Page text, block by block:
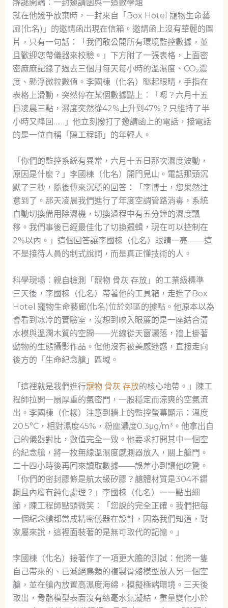
解謎開端：一封邀請函與一道數學題
就在他幾乎放棄時，一封來自「Box Hotel 寵物生命藝
廊(化名)」的邀請函出現在信箱。邀請函上沒有華麗的圖
片，只有一句話：「我們敢公開所有環境監控數據，並
且歡迎您帶儀器來校驗。」下方附了一張表格，上面密
密麻麻記錄了過去三個月每天每小時的溫濕度、CO₂濃
度、懸浮微粒數值。李國棟（化名）瞇起眼睛，手指在
表格上滑動，突然停在某個數據點上：「嗯？六月十五
日凌晨三點，濕度突然從42%上升到47%？只維持了半
小時又降回……」他立刻撥打了邀請函上的電話，接電話
的是一位自稱「陳工程師」的年輕人。
「你們的監控系統有異常，六月十五日那次濕度波動，
原因是什麼？」李國棟（化名）開門見山。電話那頭沉
默了三秒，隨後傳來沉穩的回答：「李博士，您果然注
意到了。那天凌晨我們進行了年度空調管路消毒，系統
自動切換備用除濕機，切換過程中有五分鐘的濕度飄
移。我們事後已經最佳化了切換邏輯，現在可以控制在
2%以內。」這個回答讓李國棟（化名）眼睛一亮——這
不是接待人員的制式說詞，而是真正懂技術的人。
科學現場：親自檢測「寵物 骨灰 存放」的工業級標準
三天後，李國棟（化名）帶著他的工具箱，走進了Box
Hotel 寵物生命藝廊(化名)位於郊區的據點。他原本以為
會看到冰冷的實驗室，沒想到映入眼簾的是一座結合清
水模與溫潤木質的空間——光線從天窗灑落，牆上掛著
動物的生態攝影作品。但他沒有被美感迷惑，直接走向
後方的「生命紀念艙」區域。
「這裡就是我們進行寵物 骨灰 存放的核心地帶。」陳工
程師拉開一扇厚重的氣密門，一股穩定而涼爽的空氣流
出。李國棟（化樣）注意到牆上的監控螢幕顯示：溫度
20.5°C，相對濕度45%，粉塵濃度0.3μg/m³。他拿出自
己的儀器對比，數值完全一致。他要求打開其中一個空
的紀念艙，將一枚無線溫濕度感測器放入，關上艙門。
二十四小時後再回來讀取數據——誤差小到讓他吃驚。
「你們的密封膠條是航太級矽膠？艙體材質是304不鏽
鋼且內層有鈍化處理？」李國棟（化名）一一點出細
節，陳工程師點頭微笑：「您說的完全正確。我們把每
一個紀念艙都當成精密儀器在設計，因為我們知道，對
家屬來說，這裡面裝著的是無可取代的記憶。」
李國棟（化名）接著作了一項更大膽的測試：他將一隻
自己帶來的、已滅絕鳥類的複製骨骼模型放入另一個空
艙，並在艙內放置高濕度海綿，模擬極端環境。三天後
取出，骨骼模型表面沒有絲毫水氣凝結，重量變化小於